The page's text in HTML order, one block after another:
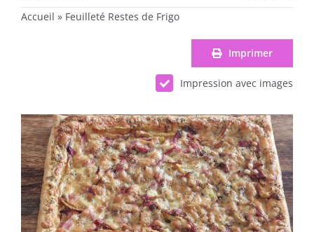
Accueil » Feuilleté Restes de Frigo
Imprimer
Impression avec images